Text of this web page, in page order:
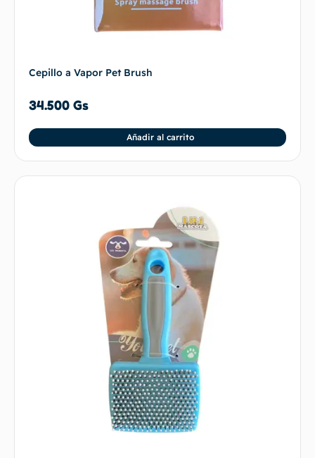
Cepillo a Vapor Pet Brush
34.500 Gs
Añadir al carrito